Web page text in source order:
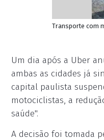
Transporte com
Um dia após a Uber
ambas as cidades já
capital paulista
motociclistas, a
saúde".
A decisão foi tomada